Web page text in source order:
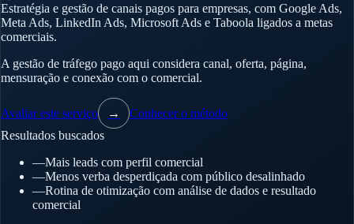
Estratégia e gestão de canais pagos para empresas, com Google Ads,
Meta Ads, LinkedIn Ads, Microsoft Ads e Taboola ligados a metas
comerciais.
A gestão de tráfego pago aqui considera canal, oferta, página,
mensuração e conexão com o comercial.
Avaliar este serviço →
Conhecer o método
Resultados buscados
—Mais leads com perfil comercial
—Menos verba desperdiçada com público desalinhado
—Rotina de otimização com análise de dados e resultado
comercial